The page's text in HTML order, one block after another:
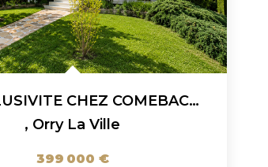
EN EXCLUSIVITE CHEZ COMEBACK IMMOBILIER : Charmante Maison...
, Orry La Ville
399 000 €